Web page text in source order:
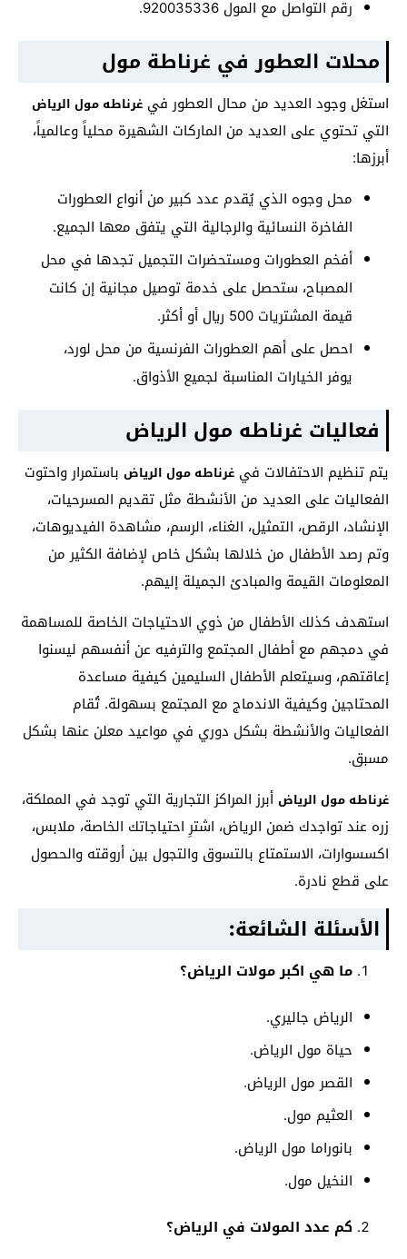
رقم التواصل مع المول 920035336.
محلات العطور في غرناطة مول
استغل وجود العديد من محال العطور في غرناطه مول الرياض
التي تحتوي على العديد من الماركات الشهيرة محلياً وعالمياً،
أبرزها:
محل وجوه الذي يُقدم عدد كبير من أنواع العطورات
الفاخرة النسائية والرجالية التي يتفق معها الجميع.
أفخم العطورات ومستحضرات التجميل تجدها في محل
المصباح، ستحصل على خدمة توصيل مجانية إن كانت
قيمة المشتريات 500 ريال أو أكثر.
احصل على أهم العطورات الفرنسية من محل لورد،
يوفر الخيارات المناسبة لجميع الأذواق.
فعاليات غرناطه مول الرياض
يتم تنظيم الاحتفالات في غرناطه مول الرياض باستمرار واحتوت
الفعاليات على العديد من الأنشطة مثل تقديم المسرحيات،
الإنشاد، الرقص، التمثيل، الغناء، الرسم، مشاهدة الفيديوهات،
وتم رصد الأطفال من خلالها بشكل خاص لإضافة الكثير من
المعلومات القيمة والمبادئ الجميلة إليهم.
استهدف كذلك الأطفال من ذوي الاحتياجات الخاصة للمساهمة
في دمجهم مع أطفال المجتمع والترفيه عن أنفسهم ليسنوا
إعاقتهم، وسيتعلم الأطفال السليمين كيفية مساعدة
المحتاجين وكيفية الاندماج مع المجتمع بسهولة. تُقام
الفعاليات والأنشطة بشكل دوري في مواعيد معلن عنها بشكل
مسبق.
غرناطه مول الرياض أبرز المراكز التجارية التي توجد في المملكة،
زره عند تواجدك ضمن الرياض، اشترِ احتياجاتك الخاصة، ملابس،
اكسسوارات، الاستمتاع بالتسوق والتجول بين أروقته والحصول
على قطع نادرة.
الأسئلة الشائعة:
ما هي اكبر مولات الرياض؟
الرياض جاليري.
حياة مول الرياض.
القصر مول الرياض.
العثيم مول.
بانوراما مول الرياض.
النخيل مول.
كم عدد المولات في الرياض؟